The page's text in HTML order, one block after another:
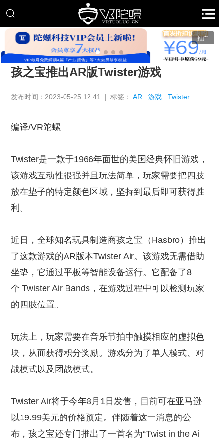
孩之宝推出AR版Twister游戏
发布时间：2023-05-25 12:41 | 标签：AR 游戏 Twister
编译/VR陀螺
Twister是一款于1966年面世的美国经典怀旧游戏，
该游戏互动性很强并且玩法简单，玩家需要把四肢
放在垫子的特定颜色区域，坚持到最后即可获得胜
利。
近日，全球知名玩具制造商孩之宝（Hasbro）推出
了这款游戏的AR版本Twister Air。该游戏无需借助
坐垫，它通过平板等智能设备运行。它配备了8
个 Twister Air Bands，在游戏过程中可以检测玩家
的四肢位置。
玩法上，玩家需要在音乐节拍中触摸相应的虚拟色
块，从而获得积分奖励。游戏分为了单人模式、对
战模式以及团战模式。
Twister Air将于今年8月1日发售，目前可在亚马逊
以19.99美元的价格预定。伴随着这一消息的公
布，孩之宝还专门推出了一首名为“Twist in the Ai